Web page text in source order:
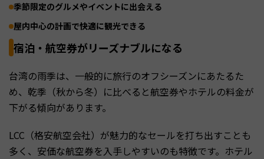
季節限定のグルメやイベントに出会える
屋内中心の計画で快適に観光できる
宿泊・航空券がリーズナブルになる
台湾の雨季は、一般的に旅行のオフシーズンにあたるた
め、乾季（秋から冬）に比べると航空券やホテルの料金が
下がる傾向があります。
LCC（格安航空会社）が魅力的なセールを打ち出すことも
多く、安価な航空券を入手しやすいのも特徴です。ホテル